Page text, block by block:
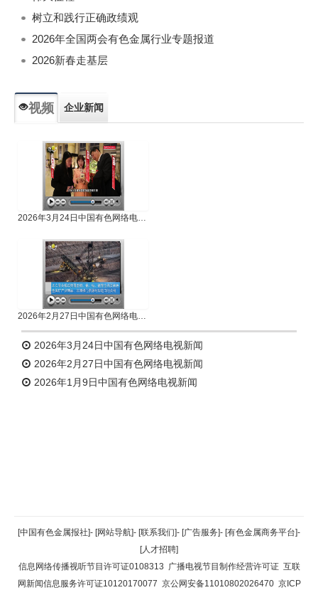
树立和践行正确政绩观
2026年全国两会有色金属行业专题报道
2026新春走基层
视频 企业新闻
2026年3月24日中国有色网络电视新闻
2026年2月27日中国有色网络电视新闻
2026年3月24日中国有色网络电视新闻
2026年2月27日中国有色网络电视新闻
2026年1月9日中国有色网络电视新闻
返回顶部
返回首页
[中国有色金属报社]- [网站导航]- [联系我们]- [广告服务]- [有色金属商务平台]-
[人才招聘]
信息网络传播视听节目许可证0108313 广播电视节目制作经营许可证 互联
网新闻信息服务许可证10120170077 京公网安备11010802026470 京ICP